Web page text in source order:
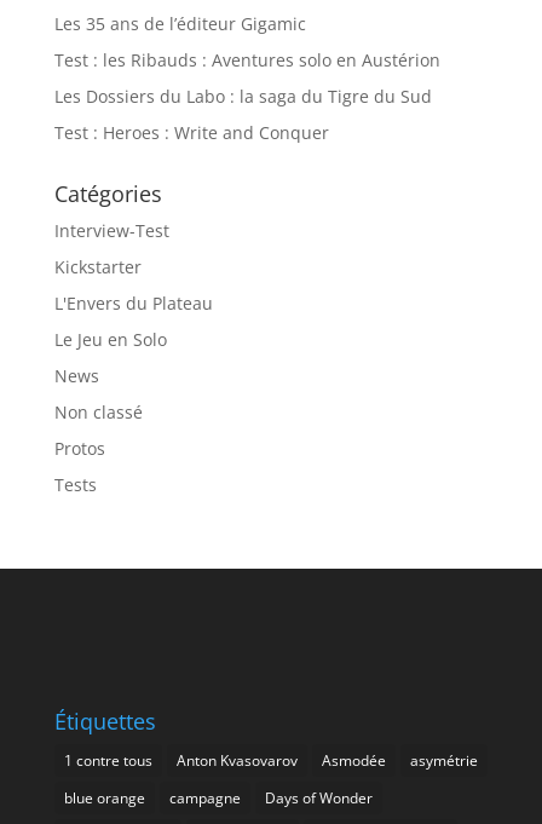
Les 35 ans de l’éditeur Gigamic
Test : les Ribauds : Aventures solo en Austérion
Les Dossiers du Labo : la saga du Tigre du Sud
Test : Heroes : Write and Conquer
Catégories
Interview-Test
Kickstarter
L'Envers du Plateau
Le Jeu en Solo
News
Non classé
Protos
Tests
Étiquettes
1 contre tous Anton Kvasovarov Asmodée
asymétrie
blue orange
campagne
Days of Wonder